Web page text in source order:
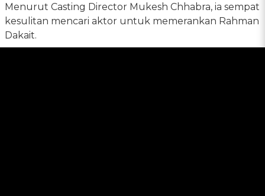
Menurut Casting Director Mukesh Chhabra, ia sempat
kesulitan mencari aktor untuk memerankan Rahman
Dakait.